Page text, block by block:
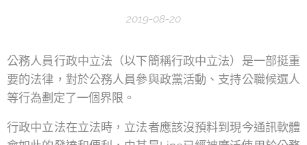
2019-08-20
公務人員行政中立法（以下簡稱行政中立法）是一部挺重
要的法律，對於公務人員參與政黨活動、支持公職候選人
等行為劃定了一個界限。
行政中立法在立法時，立法者應該沒預料到現今通訊軟體